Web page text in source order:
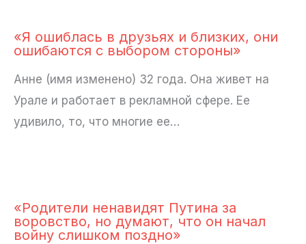
«Я ошиблась в друзьях и близких, они
ошибаются с выбором стороны»
Анне (имя изменено) 32 года. Она живет на
Урале и работает в рекламной сфере. Ее
удивило, то, что многие ее…
«Родители ненавидят Путина за
воровство, но думают, что он начал
войну слишком поздно»